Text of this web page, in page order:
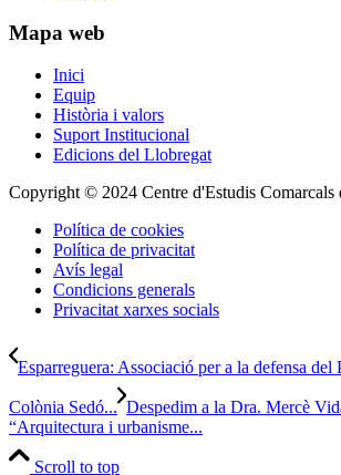
Mapa web
Inici
Equip
Història i valors
Suport Institucional
Edicions del Llobregat
Copyright © 2024 Centre d'Estudis
Política de cookies
Política de privacitat
Avís legal
Condicions generals
Privacitat xarxes socials
Esparreguera: Associació per a la defensa del
Colònia Sedó... Despedim a la Dra. Mercè
“Arquitectura i urbanisme...
Scroll to top